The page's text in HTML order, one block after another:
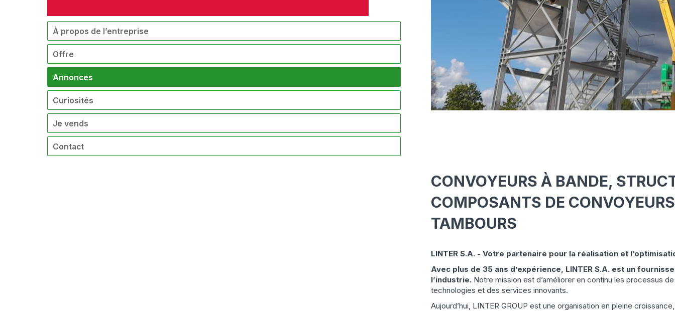
À propos de l’entreprise
Offre
Annonces
Curiosités
Je vends
Contact
CONVOYEURS À BANDE,
COMPOSANTS DE
TAMBOURS
LINTER S.A. - Votre partenaire pour la réalisation et
Avec plus de 35 ans d’expérience, LINTER S.A. est un
l’industrie. Notre mission est d’améliorer en continu les processus
technologies et des services innovants.
Aujourd’hui, LINTER GROUP est une organisation en pleine